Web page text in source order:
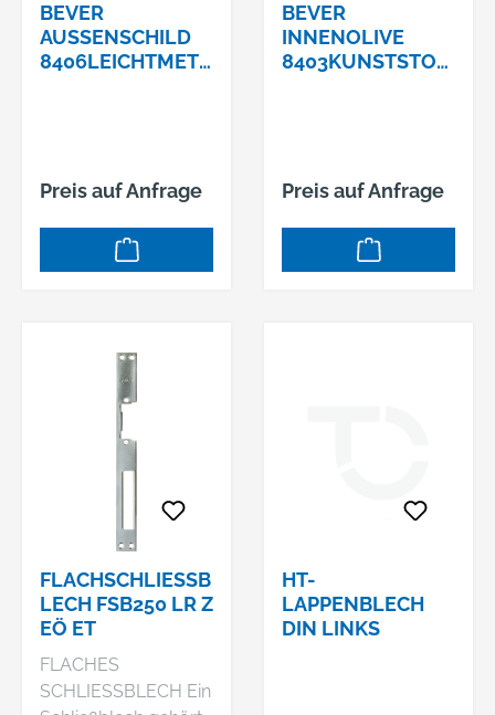
BEVER
AUSSENSCHILD 8
406LEICHTMETAL
Preis auf Anfrage
BEVER
INNENOLIVE
8403KUNSTSTOF
Preis auf Anfrage
FLACHSCHLIESSBL
ECH FSB250 LR Z E
Ö ET
FLACHES
SCHLIESSBLECH Ein
HT-
LAPPENBLECH
DIN LINKS